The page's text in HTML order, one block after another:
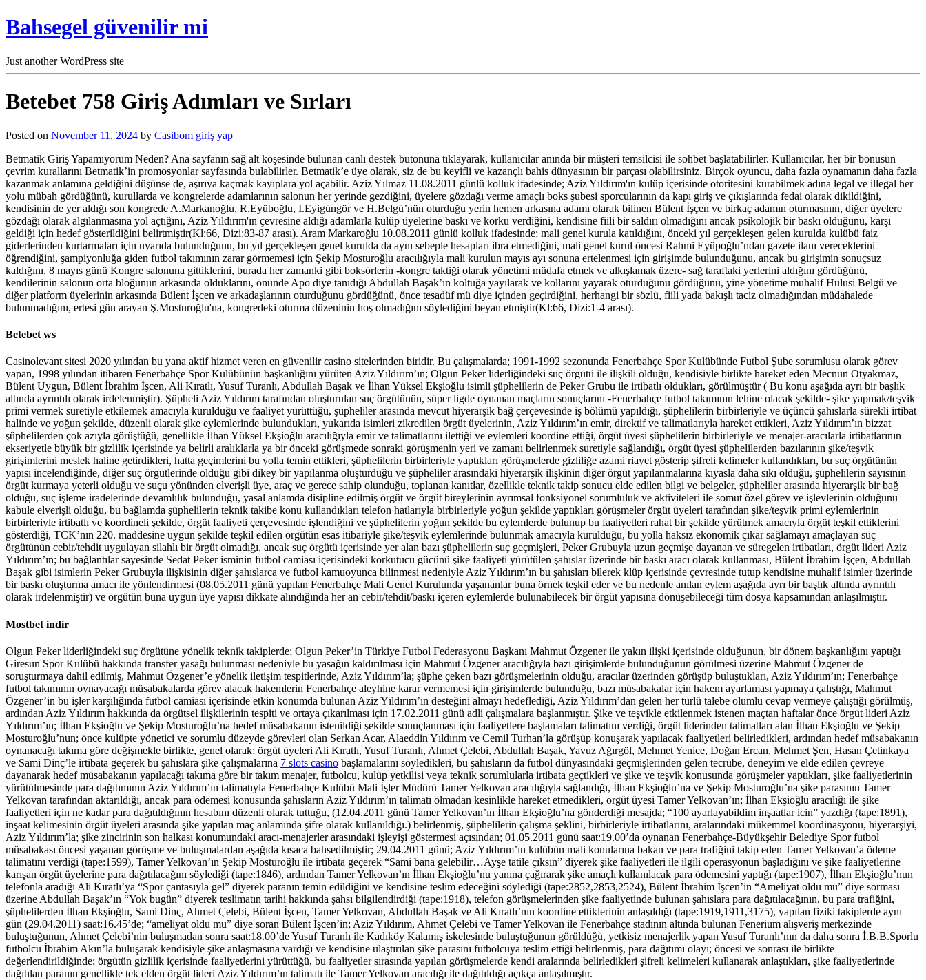
Bahsegel güvenilir mi
Just another WordPress site
Betebet 758 Giriş Adımları ve Sırları
Posted on November 11, 2024 by Casibom giriş yap
Betmatik Giriş Yapamıyorum Neden? Ana sayfanın sağ alt köşesinde bulunan canlı destek butonuna tıklayarak, kullanıcılar anında bir müşteri temsilcisi ile sohbet başlatabilirler. Kullanıcılar, her bir bonusun
çevrim kurallarını Betmatik’in promosyonlar sayfasında bulabilirler. Betmatik’e üye olarak, siz de bu keyifli ve kazançlı bahis dünyasının bir parçası olabilirsiniz. Birçok oyuncu, daha fazla oynamanın daha fazla
kazanmak anlamına geldiğini düşünse de, aşırıya kaçmak kayıplara yol açabilir. Aziz Yılmaz 11.08.2011 günlü kolluk ifadesinde; Aziz Yıldırım'ın kulüp içerisinde otoritesini kurabilmek adına legal ve illegal her
yolu mübah gördüğünü, kurullarda ve kongrelerde adamlarının salonun her yerinde gezdiğini, üyelere gözdağı verme amaçlı boks şubesi sporcularının da kapı giriş ve çıkışlarında fedai olarak dikildiğini,
kendisinin de yer aldığı son kongrede A.Markanoğlu, R.Eyüboğlu, I.Eyigüngör ve H.Belgü’nün oturduğu yerin hemen arkasına adamı olarak bilinen Bülent İşçen ve birkaç adamın oturmasının, diğer üyelere
gözdağı olarak algılanmasına yol açtığını, Aziz Yıldırım'ın çevresine aldığı adamlarla kulüp üyelerine baskı ve korku verdiğini, kendisine fiili bir saldırı olmadığını ancak psikolojik bir baskı olduğunu, karşı
geldiği için hedef gösterildiğini belirtmiştir(Kl:66, Dizi:83-87 arası). Aram Markaroğlu 10.08.2011 günlü kolluk ifadesinde; mali genel kurula katıldığını, önceki yıl gerçekleşen gelen kurulda kulübü faiz
giderlerinden kurtarmaları için uyarıda bulunduğunu, bu yıl gerçekleşen genel kurulda da aynı sebeple hesapları ibra etmediğini, mali genel kurul öncesi Rahmi Eyüpoğlu’ndan gazete ilanı vereceklerini
öğrendiğini, şampiyonluğa giden futbol takımının zarar görmemesi için Şekip Mosturoğlu aracılığıyla mali kurulun mayıs ayı sonuna ertelenmesi için girişimde bulunduğunu, ancak bu girişimin sonuçsuz
kaldığını, 8 mayıs günü Kongre salonuna gittiklerini, burada her zamanki gibi boksörlerin -kongre taktiği olarak yönetimi müdafa etmek ve alkışlamak üzere- sağ taraftaki yerlerini aldığını gördüğünü,
kendilerinin salonun orta bloğunun arkasında olduklarını, önünde Apo diye tanıdığı Abdullah Başak’ın koltuğa yayılarak ve kollarını yayarak oturduğunu gördüğünü, yine yönetime muhalif Hulusi Belgü ve
diğer platform üyelerinin arkasında Bülent İşcen ve arkadaşlarının oturduğunu gördüğünü, önce tesadüf mü diye içinden geçirdiğini, herhangi bir sözlü, fiili yada bakışlı taciz olmadığından müdahalede
bulunmadığını, ertesi gün arayan Ş.Mosturoğlu'na, kongredeki oturma düzeninin hoş olmadığını söylediğini beyan etmiştir(Kl:66, Dizi:1-4 arası).
Betebet ws
Casinolevant sitesi 2020 yılından bu yana aktif hizmet veren en güvenilir casino sitelerinden biridir. Bu çalışmalarda; 1991-1992 sezonunda Fenerbahçe Spor Kulübünde Futbol Şube sorumlusu olarak görev
yapan, 1998 yılından itibaren Fenerbahçe Spor Kulübünün başkanlığını yürüten Aziz Yıldırım’ın; Olgun Peker liderliğindeki suç örgütü ile ilişkili olduğu, kendisiyle birlikte hareket eden Mecnun Otyakmaz,
Bülent Uygun, Bülent İbrahim İşcen, Ali Kıratlı, Yusuf Turanlı, Abdullah Başak ve İlhan Yüksel Ekşioğlu isimli şüphelilerin de Peker Grubu ile irtibatlı oldukları, görülmüştür ( Bu konu aşağıda ayrı bir başlık
altında ayrıntılı olarak irdelenmiştir). Şüpheli Aziz Yıldırım tarafından oluşturulan suç örgütünün, süper ligde oynanan maçların sonuçlarını -Fenerbahçe futbol takımının lehine olacak şekilde- şike yapmak/teşvik
primi vermek suretiyle etkilemek amacıyla kurulduğu ve faaliyet yürüttüğü, şüpheliler arasında mevcut hiyerarşik bağ çerçevesinde iş bölümü yapıldığı, şüphelilerin birbirleriyle ve üçüncü şahıslarla sürekli irtibat
halinde ve yoğun şekilde, düzenli olarak şike eylemlerinde bulundukları, yukarıda isimleri zikredilen örgüt üyelerinin, Aziz Yıldırım’ın emir, direktif ve talimatlarıyla hareket ettikleri, Aziz Yıldırım’ın bizzat
şüphelilerden çok azıyla görüştüğü, genellikle İlhan Yüksel Ekşioğlu aracılığıyla emir ve talimatlarını ilettiği ve eylemleri koordine ettiği, örgüt üyesi şüphelilerin birbirleriyle ve menajer-aracılarla irtibatlarının
ekseriyetle büyük bir gizlilik içerisinde ya belirli aralıklarla ya bir önceki görüşmede sonraki görüşmenin yeri ve zamanı belirlenmek suretiyle sağlandığı, örgüt üyesi şüphelilerden bazılarının şike/teşvik
girişimlerini meslek haline getirdikleri, hatta geçimlerini bu yolla temin ettikleri, şüphelilerin birbirleriyle yaptıkları görüşmelerde gizliliğe azami riayet gösterip şifreli kelimeler kullandıkları, bu suç örgütünün
yapısı incelendiğinde, diğer suç örgütlerinde olduğu gibi dikey bir yapılanma oluşturduğu ve şüpheliler arasındaki hiyerarşik ilişkinin diğer örgüt yapılanmalarına kıyasla daha sıkı olduğu, şüphelilerin sayısının
örgüt kurmaya yeterli olduğu ve suçu yönünden elverişli üye, araç ve gerece sahip olunduğu, toplanan kanıtlar, özellikle teknik takip sonucu elde edilen bilgi ve belgeler, şüpheliler arasında hiyerarşik bir bağ
olduğu, suç işleme iradelerinde devamlılık bulunduğu, yasal anlamda disipline edilmiş örgüt ve örgüt bireylerinin ayrımsal fonksiyonel sorumluluk ve aktiviteleri ile somut özel görev ve işlevlerinin olduğunu
kabule elverişli olduğu, bu bağlamda şüphelilerin teknik takibe konu kullandıkları telefon hatlarıyla birbirleriyle yoğun şekilde yaptıkları görüşmeler örgüt üyeleri tarafından şike/teşvik primi eylemlerinin
birbirleriyle irtibatlı ve koordineli şekilde, örgüt faaliyeti çerçevesinde işlendiğini ve şüphelilerin yoğun şekilde bu eylemlerde bulunup bu faaliyetleri rahat bir şekilde yürütmek amacıyla örgüt teşkil ettiklerini
gösterdiği, TCK’nın 220. maddesine uygun şekilde teşkil edilen örgütün esas itibariyle şike/teşvik eylemlerinde bulunmak amacıyla kurulduğu, bu yolla haksız ekonomik çıkar sağlamayı amaçlayan suç
örgütünün cebir/tehdit uygulayan silahlı bir örgüt olmadığı, ancak suç örgütü içerisinde yer alan bazı şüphelilerin suç geçmişleri, Peker Grubuyla uzun geçmişe dayanan ve süregelen irtibatları, örgüt lideri Aziz
Yıldırım’ın; bu bağlantılar sayesinde Sedat Peker isminin futbol camiası içerisindeki korkutucu gücünü şike faaliyeti yürütülen şahıslar üzerinde bir baskı aracı olarak kullanması, Bülent İbrahim İşçen, Abdullah
Başak gibi isimlerin Peker Grubuyla ilişkisinin diğer şahıslarca ve futbol kamuoyunca bilinmesi nedeniyle Aziz Yıldırım’ın bu şahısları bilerek klüp içerisinde çevresinde tutup kendisine muhalif isimler üzerinde
bir baskı oluşturma amacı ile yönlendirmesi (08.05.2011 günü yapılan Fenerbahçe Mali Genel Kurulunda yaşananlar buna örnek teşkil eder ve bu nedenle anılan eylem aşağıda ayrı bir başlık altında ayrıntılı
olarak irdelenmiştir) ve örgütün buna uygun üye yapısı dikkate alındığında her an cebir/tehdit/baskı içeren eylemlerde bulunabilecek bir örgüt yapısına dönüşebileceği tüm dosya kapsamından anlaşılmıştır.
Mostbet indir
Olgun Peker liderliğindeki suç örgütüne yönelik teknik takiplerde; Olgun Peker’in Türkiye Futbol Federasyonu Başkanı Mahmut Özgener ile yakın ilişki içerisinde olduğunun, bir dönem başkanlığını yaptığı
Giresun Spor Kulübü hakkında transfer yasağı bulunması nedeniyle bu yasağın kaldırılması için Mahmut Özgener aracılığıyla bazı girişimlerde bulunduğunun görülmesi üzerine Mahmut Özgener de
soruşturmaya dahil edilmiş, Mahmut Özgener’e yönelik iletişim tespitlerinde, Aziz Yıldırım’la; şüphe çeken bazı görüşmelerinin olduğu, aracılar üzerinden görüşüp buluştukları, Aziz Yıldırım’ın; Fenerbahçe
futbol takımının oynayacağı müsabakalarda görev alacak hakemlerin Fenerbahçe aleyhine karar vermemesi için girişimlerde bulunduğu, bazı müsabakalar için hakem ayarlaması yapmaya çalıştığı, Mahmut
Özgener’in bu işler karşılığında futbol camiası içerisinde etkin konumda bulunan Aziz Yıldırım’ın desteğini almayı hedeflediği, Aziz Yıldırım’dan gelen her türlü talebe olumlu cevap vermeye çalıştığı görülmüş,
ardından Aziz Yıldırım hakkında da örgütsel ilişkilerinin tespiti ve ortaya çıkarılması için 17.02.2011 günü adli çalışmalara başlanmıştır. Şike ve teşvikle etkilenmek istenen maçtan haftalar önce örgüt lideri Aziz
Yıldırım’ın; İlhan Ekşioğlu ve Şekip Mosturoğlu’na hedef müsabakanın istenildiği şekilde sonuçlanması için faaliyetlere başlamaları talimatını verdiği, örgüt liderinden talimatları alan İlhan Ekşioğlu ve Şekip
Mosturoğlu’nun; önce kulüpte yönetici ve sorumlu düzeyde görevleri olan Serkan Acar, Alaeddin Yıldırım ve Cemil Turhan’la görüşüp konuşarak yapılacak faaliyetleri belirledikleri, ardından hedef müsabakanın
oynanacağı takıma göre değişmekle birlikte, genel olarak; örgüt üyeleri Ali Kıratlı, Yusuf Turanlı, Ahmet Çelebi, Abdullah Başak, Yavuz Ağırgöl, Mehmet Yenice, Doğan Ercan, Mehmet Şen, Hasan Çetinkaya
ve Sami Dinç’le irtibata geçerek bu şahıslara şike çalışmalarına 7 slots casino başlamalarını söyledikleri, bu şahısların da futbol dünyasındaki geçmişlerinden gelen tecrübe, deneyim ve elde edilen çevreye
dayanarak hedef müsabakanın yapılacağı takıma göre bir takım menajer, futbolcu, kulüp yetkilisi veya teknik sorumlularla irtibata geçtikleri ve şike ve teşvik konusunda görüşmeler yaptıkları, şike faaliyetlerinin
yürütülmesinde para dağıtımının Aziz Yıldırım’ın talimatıyla Fenerbahçe Kulübü Mali İşler Müdürü Tamer Yelkovan aracılığıyla sağlandığı, İlhan Ekşioğlu’na ve Şekip Mosturoğlu’na şike parasının Tamer
Yelkovan tarafından aktarıldığı, ancak para ödemesi konusunda şahısların Aziz Yıldırım’ın talimatı olmadan kesinlikle hareket etmedikleri, örgüt üyesi Tamer Yelkovan’ın; İlhan Ekşioğlu aracılığı ile şike
faaliyetleri için ne kadar para dağıtıldığının hesabını düzenli olarak tuttuğu, (12.04.2011 günü Tamer Yelkovan’ın İlhan Ekşioğlu’na gönderdiği mesajda; “100 ayarlayabildim inşaatlar icin” yazdığı (tape:1891),
inşaat kelimesinin örgüt üyeleri arasında şike yapılan maç anlamında şifre olarak kullanıldığı.) belirlenmiş, şüphelilerin çalışma şeklini, birbirleriyle irtibatlarını, aralarındaki mükemmel koordinasyonu, hiyerarşiyi,
Aziz Yıldırım’la; şike zincirinin son halkası konumundaki aracı-menajerler arasındaki işleyişi göstermesi açısından; 01.05.2011 günü saat:19.00’da oynanan Fenerbahçe-Büyükşehir Belediye Spor futbol
müsabakası öncesi yaşanan görüşme ve buluşmalardan aşağıda kısaca bahsedilmiştir; 29.04.2011 günü; Aziz Yıldırım’ın kulübün mali konularına bakan ve para trafiğini takip eden Tamer Yelkovan’a ödeme
talimatını verdiği (tape:1599), Tamer Yelkovan’ın Şekip Mosturoğlu ile irtibata geçerek “Sami bana gelebilir…Ayşe tatile çıksın” diyerek şike faaliyetleri ile ilgili operasyonun başladığını ve şike faaliyetlerine
karışan örgüt üyelerine para dağıtılacağını söylediği (tape:1846), ardından Tamer Yelkovan’ın İlhan Ekşioğlu’nu yanına çağırarak şike amaçlı kullanılacak para ödemesini yaptığı (tape:1907), İlhan Ekşioğlu’nun
telefonla aradığı Ali Kıratlı’ya “Spor çantasıyla gel” diyerek paranın temin edildiğini ve kendisine teslim edeceğini söylediği (tape:2852,2853,2524), Bülent İbrahim İşcen’in “Ameliyat oldu mu” diye sorması
üzerine Abdullah Başak’ın “Yok bugün” diyerek teslimatın tarihi hakkında şahsı bilgilendirdiği (tape:1918), telefon görüşmelerinden şike faaliyetinde bulunan şahıslara para dağıtılacağının, bu para trafiğini,
şüphelilerden İlhan Ekşioğlu, Sami Dinç, Ahmet Çelebi, Bülent İşcen, Tamer Yelkovan, Abdullah Başak ve Ali Kıratlı’nın koordine ettiklerinin anlaşıldığı (tape:1919,1911,3175), yapılan fiziki takiplerde aynı
gün (29.04.2011) saat:16.45’de; “ameliyat oldu mu” diye soran Bülent İşcen’in; Aziz Yıldırım, Ahmet Çelebi ve Tamer Yelkovan ile Fenerbahçe stadının altında bulunan Fenerium alışveriş merkezinde
buluştuğunun, Ahmet Çelebi’nin buluşmadan sonra saat:18.00’de Yusuf Turanlı ile Kadıköy Kalamış iskelesinde buluştuğunun görüldüğü, yetkisiz menajerlik yapan Yusuf Turanlı’nın da daha sonra İ.B.B.Sporlu
futbolcu İbrahim Akın’la buluşarak kendisiyle şike anlaşmasına vardığı ve kendisine ulaştırılan şike parasını futbolcuya teslim ettiği belirlenmiş, para dağıtımı olayı; öncesi ve sonrası ile birlikte
değerlendirildiğinde; örgütün gizlilik içerisinde faaliyetlerini yürüttüğü, bu faaliyetler sırasında yapılan görüşmelerde kendi aralarında belirledikleri şifreli kelimeleri kullanarak anlaştıkları, şike faaliyetlerinde
dağıtılan paranın genellikle tek elden örgüt lideri Aziz Yıldırım’ın talimatı ile Tamer Yelkovan aracılığı ile dağıtıldığı açıkça anlaşılmıştır.